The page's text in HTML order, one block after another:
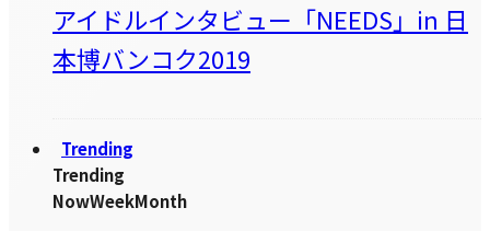
アイドルインタビュー「NEEDS」in 日
本博バンコク2019
Trending
Trending
NowWeekMonth